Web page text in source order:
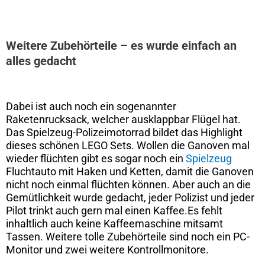
Weitere Zubehörteile – es wurde einfach an
alles gedacht
Dabei ist auch noch ein sogenannter
Raketenrucksack, welcher ausklappbar Flügel hat.
Das Spielzeug-Polizeimotorrad bildet das Highlight
dieses schönen LEGO Sets. Wollen die Ganoven mal
wieder flüchten gibt es sogar noch ein Spielzeug
Fluchtauto mit Haken und Ketten, damit die Ganoven
nicht noch einmal flüchten können. Aber auch an die
Gemütlichkeit wurde gedacht, jeder Polizist und jeder
Pilot trinkt auch gern mal einen Kaffee.Es fehlt
inhaltlich auch keine Kaffeemaschine mitsamt
Tassen. Weitere tolle Zubehörteile sind noch ein PC-
Monitor und zwei weitere Kontrollmonitore.